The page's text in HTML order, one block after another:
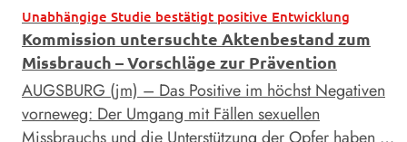
Unabhängige Studie bestätigt positive Entwicklung
Kommission untersuchte Aktenbestand zum
Missbrauch – Vorschläge zur Prävention
AUGSBURG (jm) – Das Positive im höchst Negativen
vorneweg: Der Umgang mit Fällen sexuellen
Missbrauchs und die Unterstützung der Opfer haben …